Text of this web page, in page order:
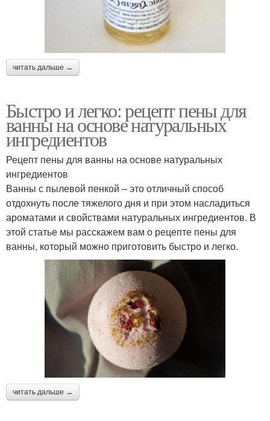
читать дальше →
Быстро и легко: рецепт пены для
ванны на основе натуральных
ингредиентов
Рецепт пены для ванны на основе натуральных
ингредиентов
Ванны с пылевой пенкой – это отличный способ
отдохнуть после тяжелого дня и при этом насладиться
ароматами и свойствами натуральных ингредиентов. В
этой статье мы расскажем вам о рецепте пены для
ванны, который можно приготовить быстро и легко.
читать дальше →